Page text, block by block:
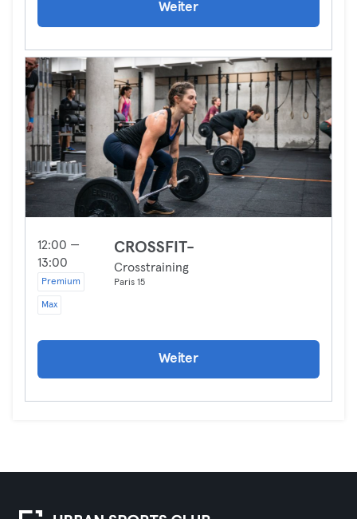
Weiter
12:00 —
13:00
Premium
Max
CROSSFIT-
Crosstraining
Paris 15
Weiter